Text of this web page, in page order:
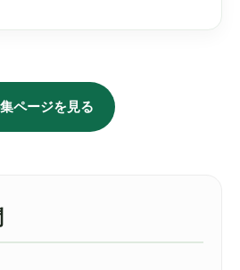
ページを見る